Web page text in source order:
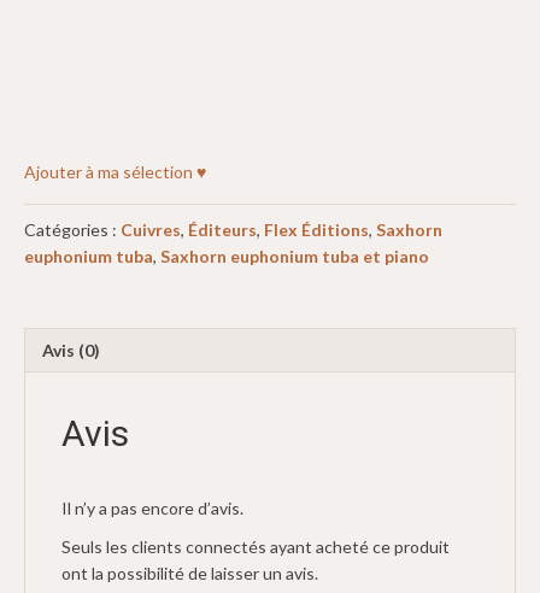
Ajouter à ma sélection ♥
Catégories : Cuivres, Éditeurs, Flex Éditions, Saxhorn
euphonium tuba, Saxhorn euphonium tuba et piano
Avis (0)
Avis
Il n’y a pas encore d’avis.
Seuls les clients connectés ayant acheté ce produit
ont la possibilité de laisser un avis.